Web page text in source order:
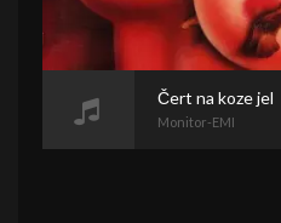
Čert na koze jel
Monitor-EMI